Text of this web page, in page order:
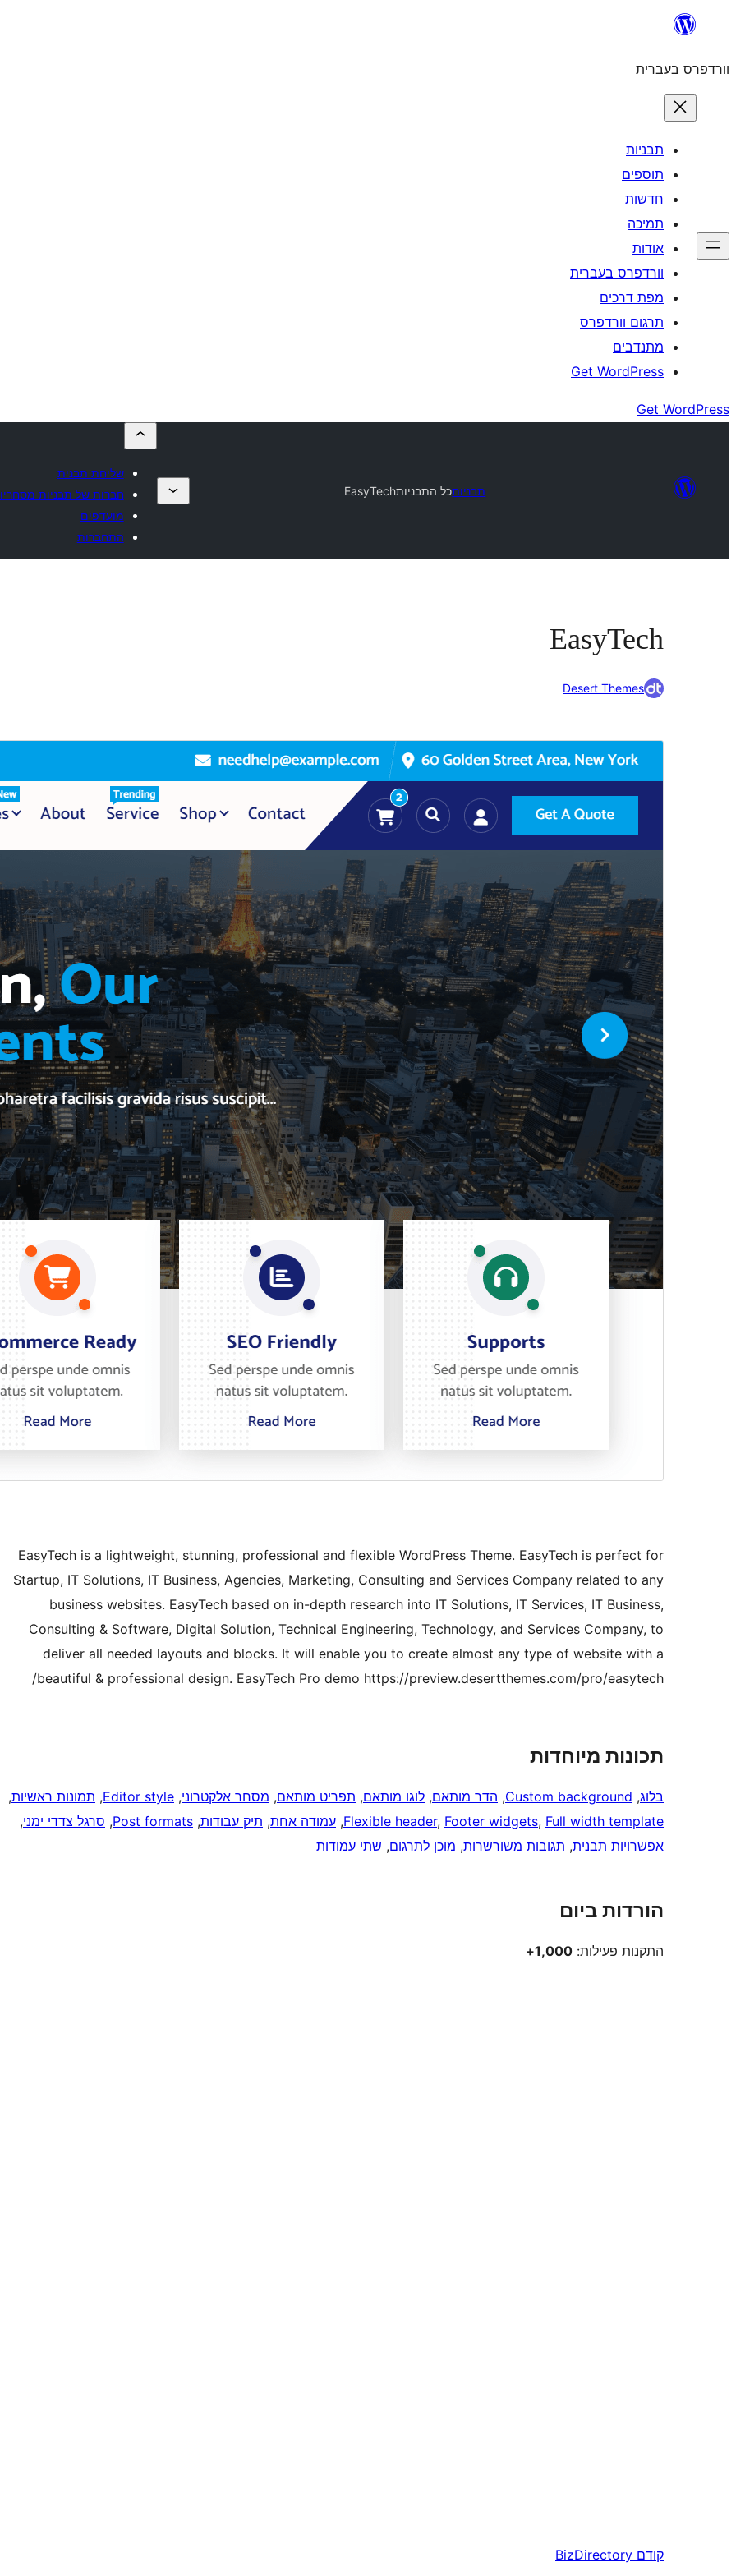
וורדפרס בעברית
תבניות
תוספים
חדשות
תמיכה
אודות
וורדפרס בעברית
מפת דרכים
תרגום וורדפרס
מתנדבים
Get WordPress
Get WordPress
תבניותכל התבניותEasyTech
שליחת תבנית
חברות של תבניות
מועדפים
התחברות
EasyTech
Desert Themes
EasyTech is a lightweight, stunning, professional and flexible WordPress Theme. EasyTech is perfect for
Startup, IT Solutions, IT Business, Agencies, Marketing, Consulting and Services Company related to any
business websites. EasyTech based on in-depth research into IT Solutions, IT Services, IT Business,
Consulting & Software, Digital Solution, Technical Engineering, Technology, and Services Company, to
deliver all needed layouts and blocks. It will enable you to create almost any type of website with a
beautiful & professional design. EasyTech Pro demo https://preview.desertthemes.com/pro/easytech/
תכונות מיוחדות
בלוג,
Custom background
, הדר מותאם, לוגו מותאם, תפריט מותאם, מסחר אלקטרוני,
Editor style
, תמונות ראשיות,
Flexible header, Footer widgets, Full width template
, עמודה אחת, תיק עבודות,
Post formats
, סרגל צדדי ימני,
אפשרויות תבנית, תגובות משורשרות, מוכן לתרגום, שתי עמודות
הורדות ביום
התקנות פעילות: 1,000+
קודם BizDirectory